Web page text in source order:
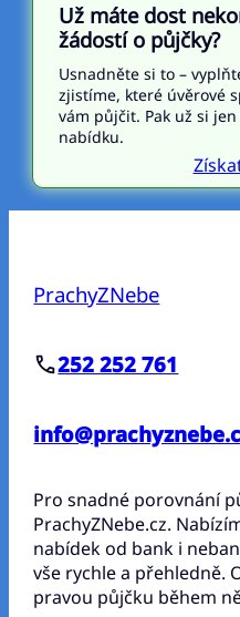
Už máte dost
žádostí o půjčky?
Usnadněte si to –
zjistíme, které úvěrové
vám půjčit. Pak už si
nabídku.
PrachyZNebe
252 252 761
Pro snadné porovnání
PrachyZNebe.cz.
nabídek od bank i
vše rychle a přehledně.
pravou půjčku během